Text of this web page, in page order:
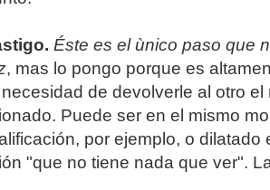
Éste es el ùnico paso que
, mas lo pongo porque es
de devolverle al otro el
Puede ser en el mismo
por ejemplo, o dilatado
"que no tiene nada que ver".